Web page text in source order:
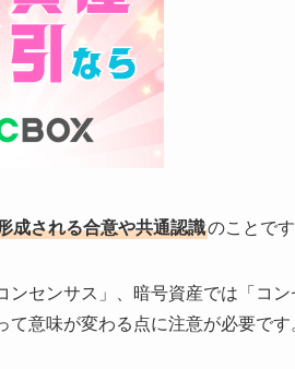
成される合意や共通認識のことです
ンセンサス」、暗号資産では「コ
て意味が変わる点に注意が必要です